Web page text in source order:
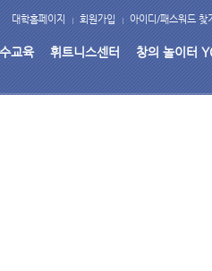
대학홈페이지 회원가입 아이디/패스워드 찾기
교육 휘트니스센터 창의 놀이터